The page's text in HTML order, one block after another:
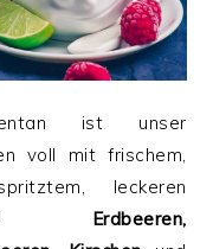
ist unser
voll mit frischem,
leckeren
Erdbeeren,